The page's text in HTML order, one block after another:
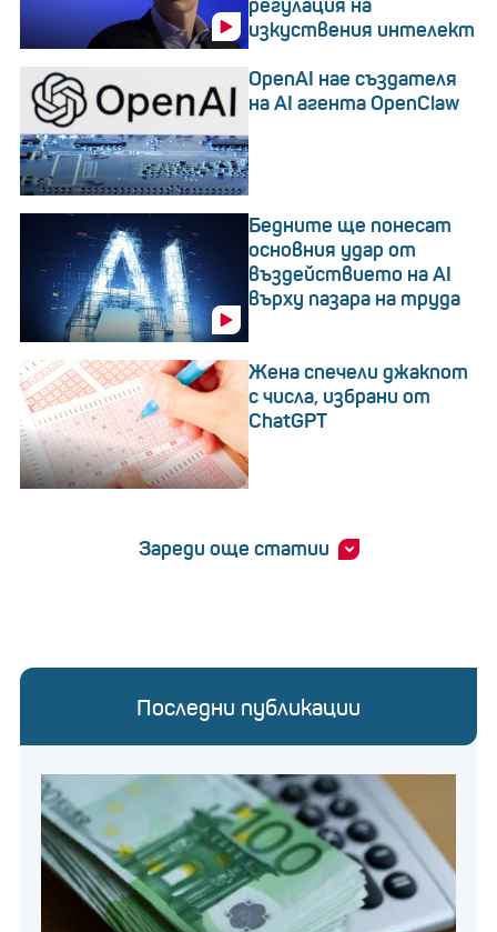
регулация на
изкуствения интелект
OpenAI нае създателя
на AI агента OpenClaw
Бедните ще понесат
основния удар от
въздействието на AI
върху пазара на труда
Жена спечели джакпот
с числа, избрани от
ChatGPT
Зареди още статии
Последни публикации